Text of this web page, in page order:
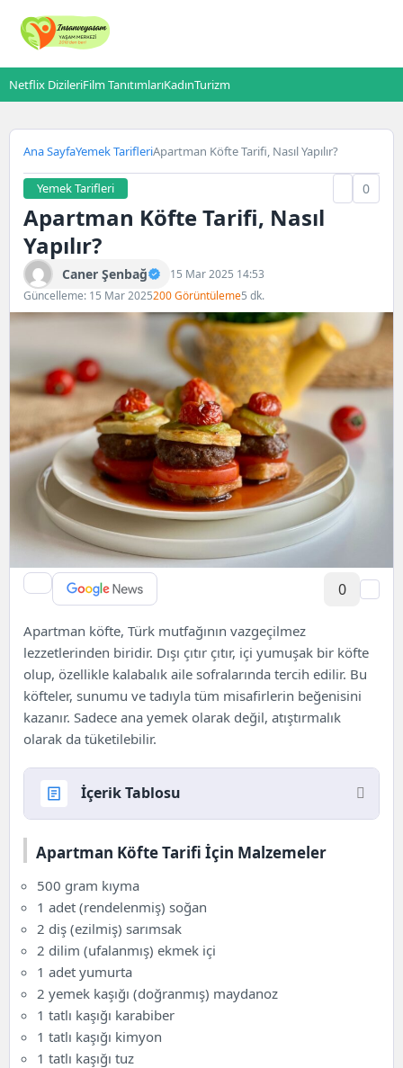
Netflix DizileriFilm TanıtımlarıKadınTurizm
Ana SayfaYemek TarifleriApartman Köfte Tarifi, Nasıl Yapılır?
Yemek Tarifleri 0
Apartman Köfte Tarifi, Nasıl
Yapılır?
Caner Şenbağ
15 Mar 2025 14:53
Güncelleme: 15 Mar 2025200 Görüntüleme5 dk.
0
Apartman köfte, Türk mutfağının vazgeçilmez
lezzetlerinden biridir. Dışı çıtır çıtır, içi yumuşak bir köfte
olup, özellikle kalabalık aile sofralarında tercih edilir. Bu
köfteler, sunumu ve tadıyla tüm misafirlerin beğenisini
kazanır. Sadece ana yemek olarak değil, atıştırmalık
olarak da tüketilebilir.
İçerik Tablosu
Apartman Köfte Tarifi İçin Malzemeler
Apartman Köfte Nasıl Yapılır?
Hazırlama Süresi
Kaç Kişilik
Porsiyon Başına Besin Değerleri
Tarif İçin Gerekli Araç ve Gereçler
Apartman Köfte Tarifi Püf Noktaları
Sağlığa Faydaları
Veganlar İçin Öneriler
Apartman Köfte Tarifi İçin Malzemeler
500 gram kıyma
1 adet (rendelenmiş) soğan
2 diş (ezilmiş) sarımsak
2 dilim (ufalanmış) ekmek içi
1 adet yumurta
2 yemek kaşığı (doğranmış) maydanoz
1 tatlı kaşığı karabiber
1 tatlı kaşığı kimyon
1 tatlı kaşığı tuz